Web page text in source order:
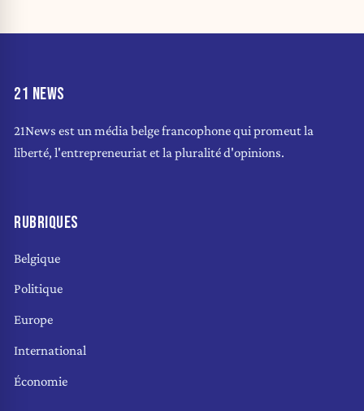
21 NEWS
21News est un média belge francophone qui promeut la
liberté, l'entrepreneuriat et la pluralité d'opinions.
RUBRIQUES
Belgique
Politique
Europe
International
Économie